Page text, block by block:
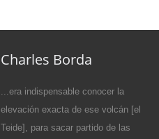
Charles Borda
...era indispensable conocer la
elevación exacta de ese volcán [el
Teide], para sacar partido de las